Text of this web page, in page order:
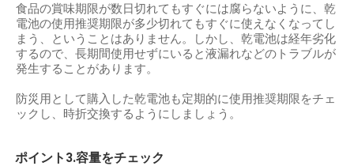
食品の賞味期限が数日切れてもすぐには腐らないように、乾
電池の使用推奨期限が多少切れてもすぐに使えなくなってし
まう、ということはありません。しかし、乾電池は経年劣化
するので、長期間使用せずにいると液漏れなどのトラブルが
発生することがあります。
防災用として購入した乾電池も定期的に使用推奨期限をチェ
ックし、時折交換するようにしましょう。
ポイント3.容量をチェック